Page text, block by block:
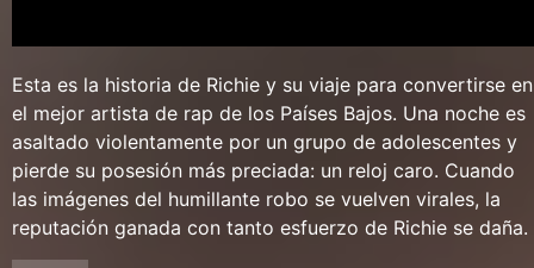
Esta es la historia de Richie y su viaje para convertirse en
el mejor artista de rap de los Países Bajos. Una noche es
asaltado violentamente por un grupo de adolescentes y
pierde su posesión más preciada: un reloj caro. Cuando
las imágenes del humillante robo se vuelven virales, la
reputación ganada con tanto esfuerzo de Richie se daña.